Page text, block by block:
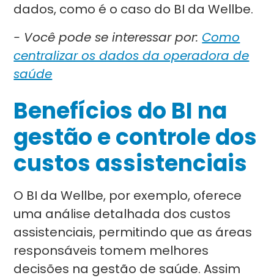
dados, como é o caso do BI da Wellbe.
- Você pode se interessar por: Como
centralizar os dados da operadora de
saúde
Benefícios do BI na
gestão e controle dos
custos assistenciais
O BI da Wellbe, por exemplo, oferece
uma análise detalhada dos custos
assistenciais, permitindo que as áreas
responsáveis tomem melhores
decisões na gestão de saúde. Assim